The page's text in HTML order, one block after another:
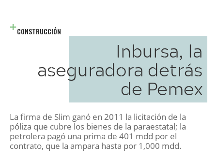
CONSTRUCCIÓN
Inbursa, la
aseguradora detrás
de Pemex
La firma de Slim ganó en 2011 la licitación de la
póliza que cubre los bienes de la paraestatal; la
petrolera pagó una prima de 401 mdd por el
contrato, que la ampara hasta por 1,000 mdd.